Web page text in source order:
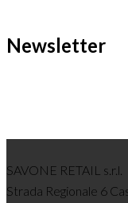
Newsletter
SAVONE RETAIL s.r.l.
Strada Regionale 6